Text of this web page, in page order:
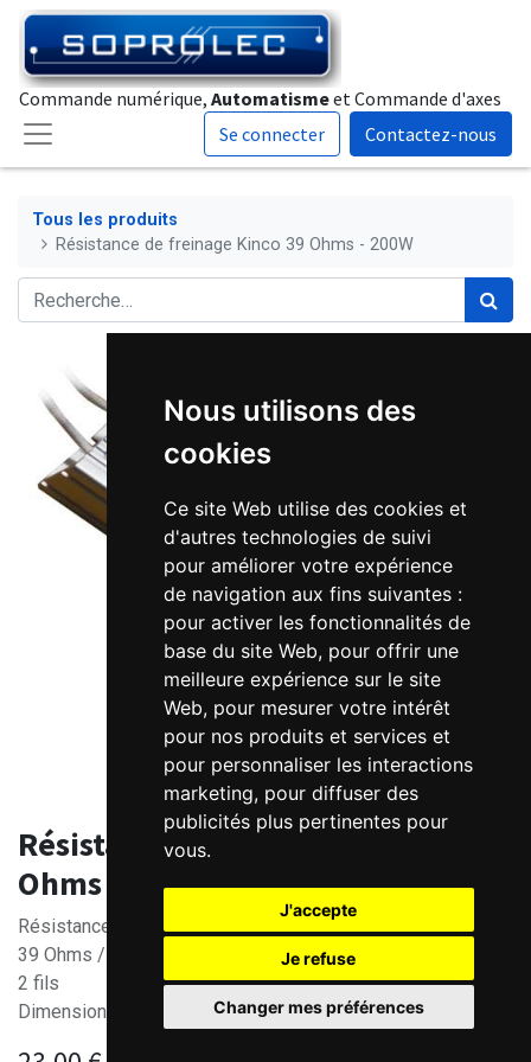
Nous utilisons des
cookies
Ce site Web utilise des cookies et
d'autres technologies de suivi
pour améliorer votre expérience
de navigation aux fins suivantes :
pour activer les fonctionnalités de
base du site Web, pour offrir une
meilleure expérience sur le site
Web, pour mesurer votre intérêt
pour nos produits et services et
pour personnaliser les interactions
marketing, pour diffuser des
publicités plus pertinentes pour
vous.
J'accepte
Je refuse
Changer mes préférences
Commande numérique, Automatismeet Commande d'axes
Se connecter
Contactez-nous
Tous les produits
Résistance de freinage Kinco 39 Ohms - 200W
Résistance de freinage Kinco 39
Ohms - 200W
Résistance de freinage pour variateur brushless CD/FD43x
39 Ohms / 200W
2 fils
Dimensions: 165x60x30 mm